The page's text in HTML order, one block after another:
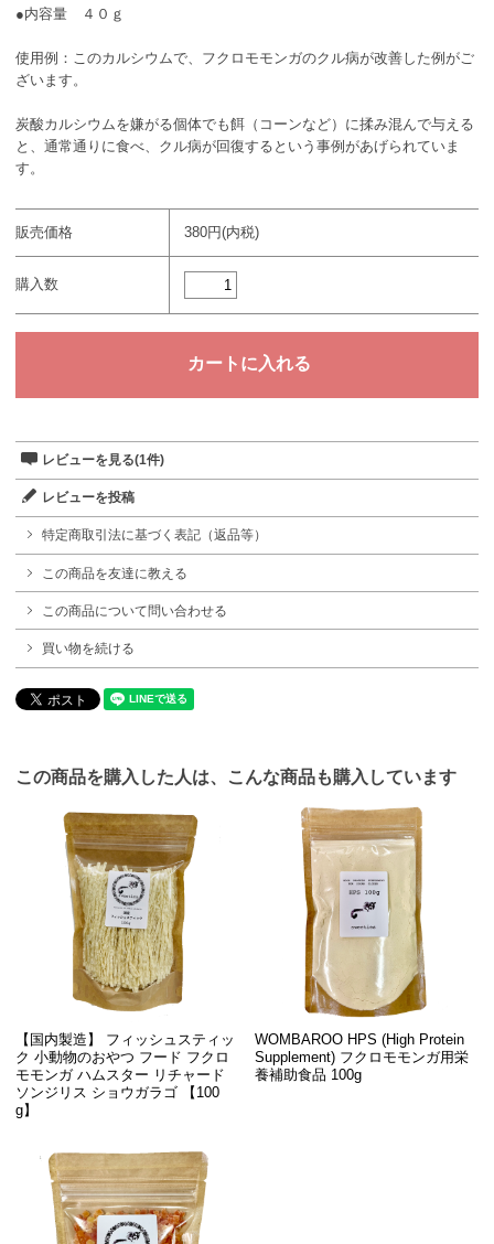
●内容量 ４０ｇ
使用例：このカルシウムで、フクロモモンガのクル病が改善した例がご
ざいます。
炭酸カルシウムを嫌がる個体でも餌（コーンなど）に揉み混んで与える
と、通常通りに食べ、クル病が回復するという事例があげられていま
す。
販売価格 380円(内税)
購入数
レビューを見る(1件)
レビューを投稿
特定商取引法に基づく表記（返品等）
この商品を友達に教える
この商品について問い合わせる
買い物を続ける
この商品を購入した人は、こんな商品も購入しています
【国内製造】 フィッシュスティッ
ク 小動物のおやつ フード フクロ
モモンガ ハムスター リチャード
ソンジリス ショウガラゴ 【100
g】
WOMBAROO HPS (High Protein
Supplement) フクロモモンガ用栄
養補助食品 100g